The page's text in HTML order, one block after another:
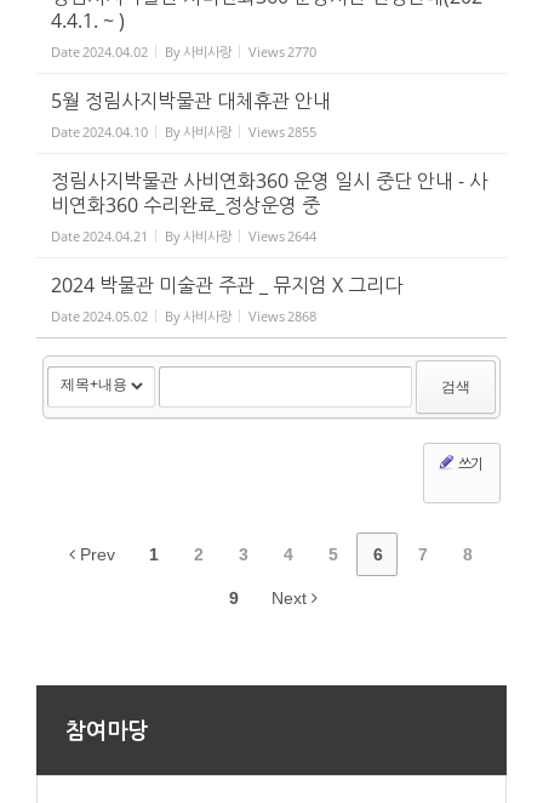
4.4.1. ~ )
Date 2024.04.02 By사비사랑 Views 2770
5월 정림사지박물관 대체휴관 안내
Date 2024.04.10 By사비사랑 Views 2855
정림사지박물관 사비연화360 운영 일시 중단 안내 - 사
비연화360 수리완료_정상운영 중
Date 2024.04.21 By사비사랑 Views 2644
2024 박물관 미술관 주관 _ 뮤지엄 X 그리다
Date 2024.05.02 By사비사랑 Views 2868
검색
쓰기
Prev 1 2 3 4 5 6 7 8
9 Next
참여마당